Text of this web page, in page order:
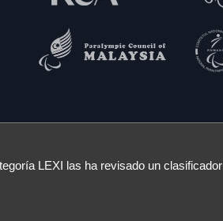
LEXI las ha revisado un